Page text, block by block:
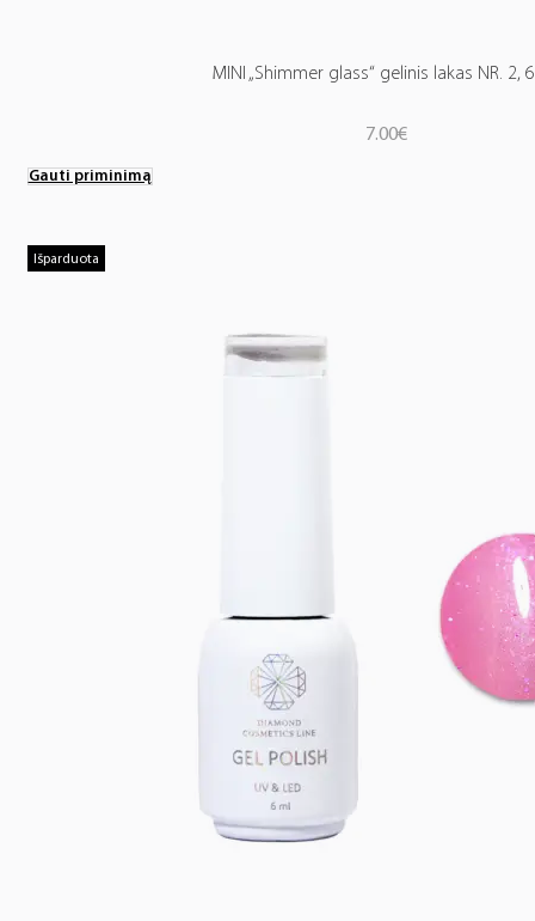
MINI „Shimmer glass“ gelinis lakas NR. 2,
7.00€
Gauti priminimą
Išparduota